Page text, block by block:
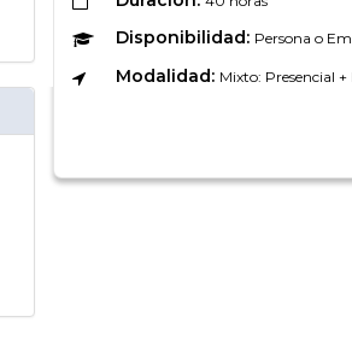
Disponibilidad: Persona o
Modalidad: Mixto: Presencial